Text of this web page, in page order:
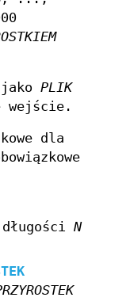
PLIK
wejście.
dla
N